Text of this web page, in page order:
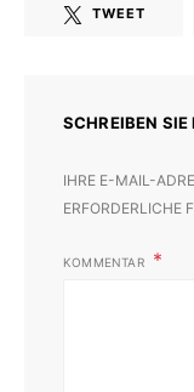
TWEET
SCHREIBEN SIE
IHRE E-MAIL-
ERFORDERLICHE
KOMMENTAR